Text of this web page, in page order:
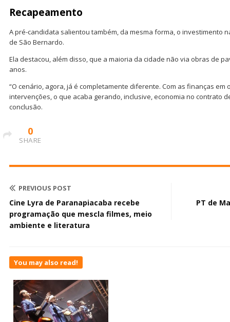
Recapeamento
A pré-candidata salientou também, da mesma forma, o investimento
de São Bernardo.
Ela destacou, além disso, que a maioria da cidade não via obras de
anos.
“O cenário, agora, já é completamente diferente. Com as finanças
intervenções, o que acaba gerando, inclusive, economia no contrato
conclusão.
0
SHARE
PREVIOUS POST
Cine Lyra de Paranapiacaba recebe
programação que mescla filmes, meio
ambiente e literatura
PT de
You may also read!